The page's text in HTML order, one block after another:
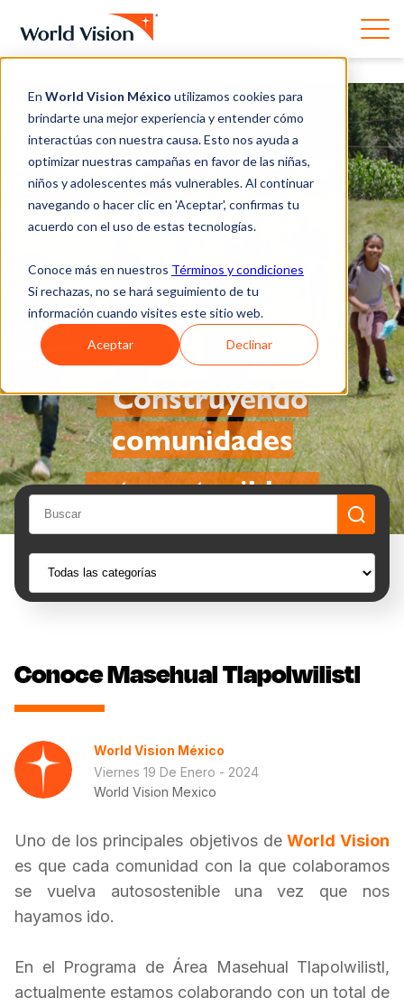
En World Vision México utilizamos cookies para
brindarte una mejor experiencia y entender cómo
interactúas con nuestra causa. Esto nos ayuda a
optimizar nuestras campañas en favor de las niñas,
niños y adolescentes más vulnerables. Al continuar
navegando o hacer clic en 'Aceptar', confirmas tu
acuerdo con el uso de estas tecnologías.
Conoce más en nuestros Términos y condiciones
Si rechazas, no se hará seguimiento de tu
información cuando visites este sitio web.
Aceptar Declinar
Construyendo
comunidades
autosostenibles
Conoce Masehual Tlapolwilistl
World Vision México
Viernes 19 De Enero - 2024
World Vision Mexico
Uno de los principales objetivos de World Vision
es que cada comunidad con la que colaboramos
se vuelva autosostenible una vez que nos
hayamos ido.
En el Programa de Área Masehual Tlapolwilistl,
actualmente estamos colaborando con un total de